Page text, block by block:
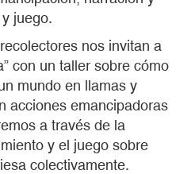
juego.
nos invitan a
con un taller sobre cómo
mundo en llamas y
acciones emancipadoras
a través de la
y el juego sobre
colectivamente.